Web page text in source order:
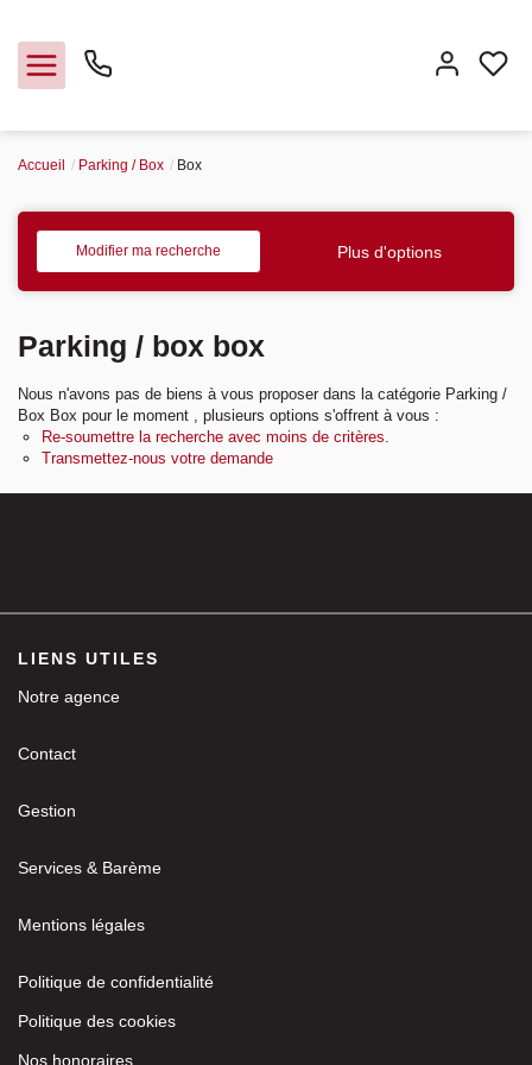
Acheter
Accueil Parking / Box Box
Modifier ma recherche Plus d'options
Parking / box box
Nous n'avons pas de biens à vous proposer dans la catégorie Parking /
Box Box pour le moment , plusieurs options s'offrent à vous :
Re-soumettre la recherche avec moins de critères.
Transmettez-nous votre demande
LIENS UTILES
Notre agence
Contact
Gestion
Services & Barème
Mentions légales
Politique de confidentialité
Politique des cookies
Nos honoraires